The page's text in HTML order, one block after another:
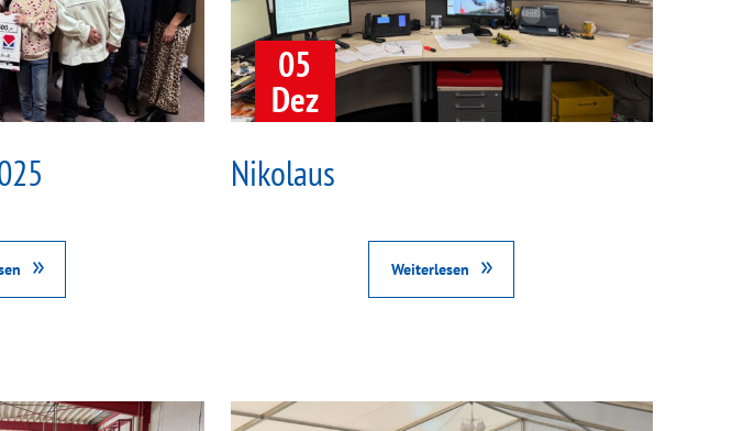
05
Dez
Nikolaus
Weiterlesen